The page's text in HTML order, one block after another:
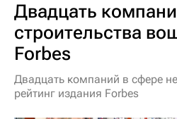
Двадцать
строительства
Forbes
Двадцать компаний в сфере
рейтинг издания Forbes